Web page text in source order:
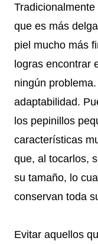
que es más
piel mucho más
logras encontrar
ningún
adaptabilidad.
los pepinillos
características
que, al tocarlos,
su tamaño, lo
conservan toda
Evitar aquellos